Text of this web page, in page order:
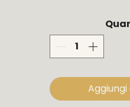
e la lealtà, noto per la sua
tratta di un prodotto
le dimensioni possono